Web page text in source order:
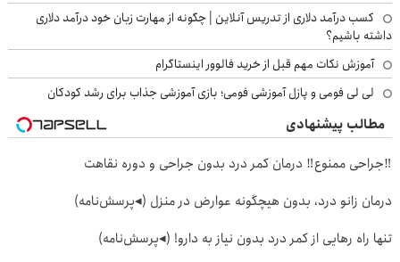
کسب درآمد دلاری از تدریس آنلاین | چگونه از مهارت زبان خود درآمد دلاری
داشته باشیم؟
آموزش نکات مهم قبل از خرید فالوور اینستاگرام
لی لی فومی و پازل آموزشی فومی؛ بازی آموزشی جذاب برای رشد کودکان
مطالب پیشنهادی
‼️جراحی ممنوع‼️ درمان کمر درد بدون جراحی و دوره نقاهت
درمان زانو درد، بدون هیچگونه عوارض در منزل (◂پرسش‌نامه)
تنها راه رهایی از کمر درد بدون نیاز به دارو! (◂پرسش‌نامه)